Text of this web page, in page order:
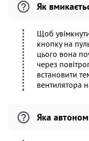
Як
Щоб
кнопку на
цього вона
через
встановити
вентилятора
Яка